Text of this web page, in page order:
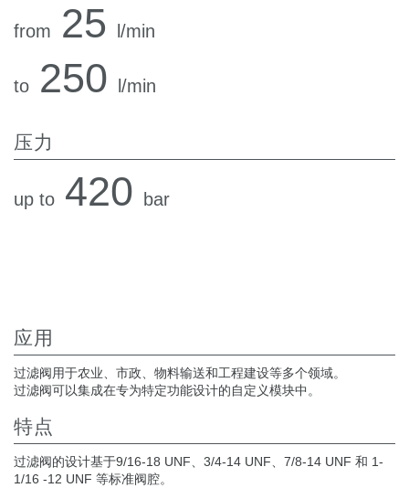
热交换器
from 25 l/min
to 250 l/min
压力
up to 420 bar
应用
过滤阀用于农业、市政、物料输送和工程建设等多个领域。
过滤阀可以集成在专为特定功能设计的自定义模块中。
特点
过滤阀的设计基于9/16-18 UNF、3/4-14 UNF、7/8-14 UNF 和 1-
1/16 -12 UNF 等标准阀腔。